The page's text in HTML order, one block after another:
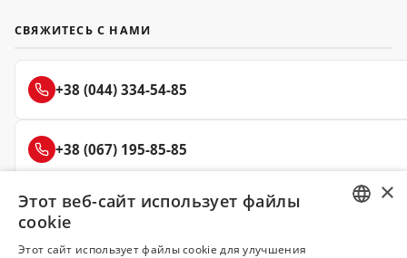
СВЯЖИТЕСЬ С НАМИ
+38 (044) 334-54-85
+38 (067) 195-85-85
+38 (050) 145-85-45
×
Этот веб-сайт использует файлы
cookie
Этот сайт использует файлы cookie для улучшения